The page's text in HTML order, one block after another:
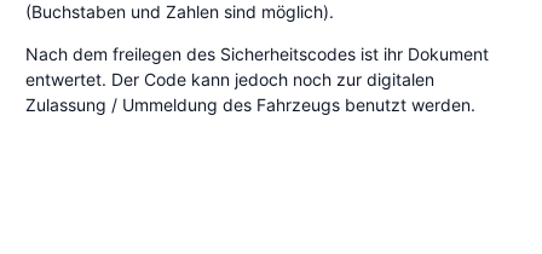
(Buchstaben und Zahlen sind möglich).
Nach dem freilegen des Sicherheitscodes ist ihr Dokument
entwertet. Der Code kann jedoch noch zur digitalen
Zulassung / Ummeldung des Fahrzeugs benutzt werden.